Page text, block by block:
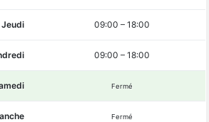
Jeudi 09:00 –18:00
09:00 –18:00
Fermé
Fermé